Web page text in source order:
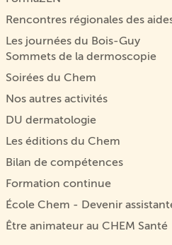
Rencontres régionales des
Les journées du Bois-Guy
Sommets de la dermoscopie
Soirées du Chem
Nos autres activités
DU dermatologie
Les éditions du Chem
Bilan de compétences
Formation continue
École Chem - Devenir
Être animateur au CHEM Santé